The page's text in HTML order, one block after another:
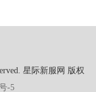
星际新服网 版权
-5